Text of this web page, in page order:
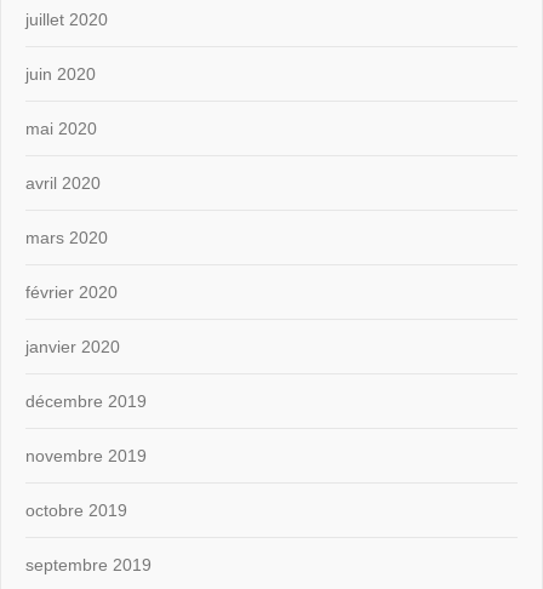
juillet 2020
juin 2020
mai 2020
avril 2020
mars 2020
février 2020
janvier 2020
décembre 2019
novembre 2019
octobre 2019
septembre 2019